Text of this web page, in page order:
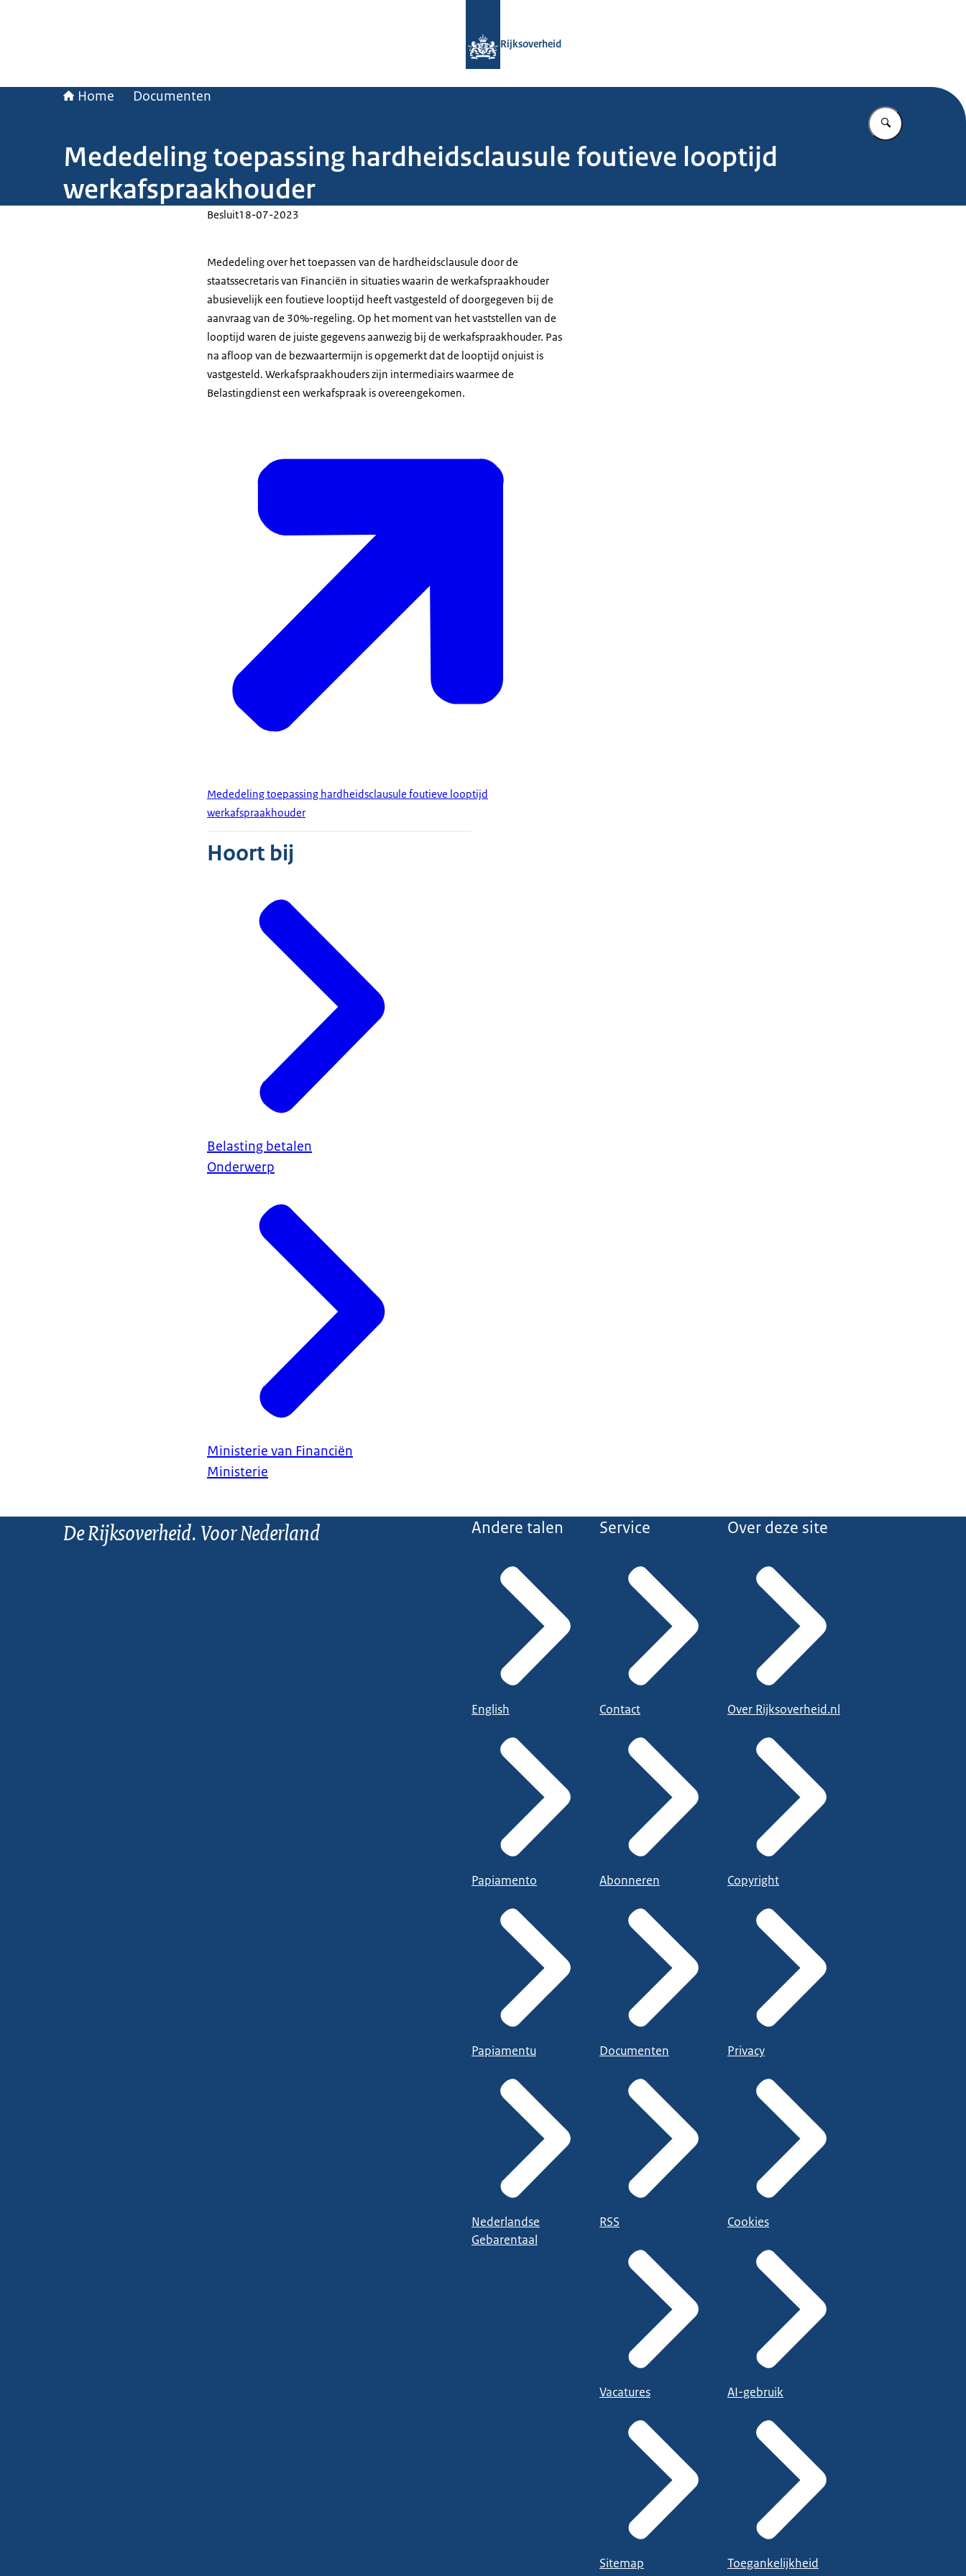
Rijksoverheid
Home Documenten
Vul in wat u
Mededeling toepassing hardheidsclausule foutieve looptijd
werkafspraakhouder
Besluit18-07-2023
Mededeling over het toepassen van de hardheidsclausule door de
staatssecretaris van Financiën in situaties waarin de werkafspraakhouder
abusievelijk een foutieve looptijd heeft vastgesteld of doorgegeven bij de
aanvraag van de 30%-regeling. Op het moment van het vaststellen van de
looptijd waren de juiste gegevens aanwezig bij de werkafspraakhouder. Pas
na afloop van de bezwaartermijn is opgemerkt dat de looptijd onjuist is
vastgesteld. Werkafspraakhouders zijn intermediairs waarmee de
Belastingdienst een werkafspraak is overeengekomen.
Mededeling toepassing hardheidsclausule foutieve looptijd
werkafspraakhouder
Hoort bij
Belasting betalen
Onderwerp
Ministerie van Financiën
Ministerie
De Rijksoverheid. Voor Nederland Andere talen
English
Papiamento
Papiamentu
Nederlandse
Gebarentaal
Service
Contact
Abonneren
Documenten
RSS
Vacatures
Sitemap
Over deze site
Over Rijksoverheid.nl
Copyright
Privacy
Cookies
AI-gebruik
Toegankelijkheid